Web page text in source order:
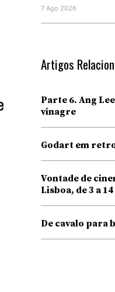
7 Ago 2026
Artigos
Parte 6. Ang
vinagre
Godart em
Vontade de
Lisboa, de 3 a
De cavalo para